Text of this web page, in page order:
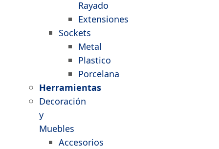
Rayado
Extensiones
Sockets
Metal
Plastico
Porcelana
Herramientas
Decoración
y
Muebles
Accesorios